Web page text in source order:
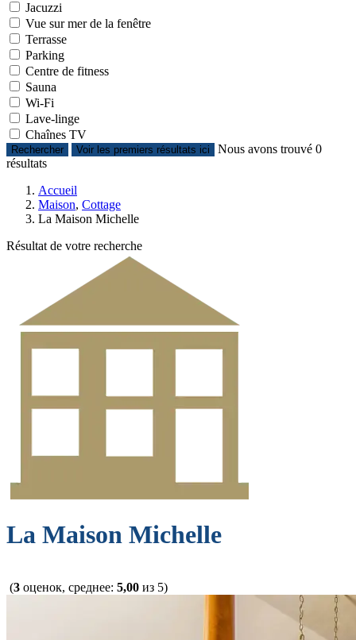
Jacuzzi
Vue sur mer de la fenêtre
Terrasse
Parking
Centre de fitness
Sauna
Wi-Fi
Lave-linge
Chaînes TV
Rechercher Voir les premiers résultats ici Nous avons trouvé 0
résultats
Accueil
Maison, Cottage
La Maison Michelle
Résultat de votre recherche
La Maison Michelle
(3 оценок, среднее: 5,00 из 5)